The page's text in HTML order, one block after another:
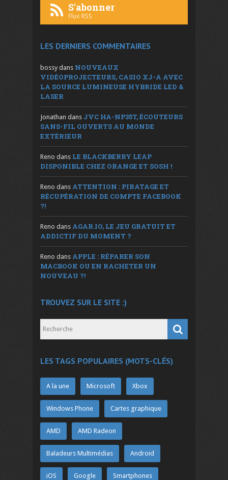
S'abonner
Flux RSS
LES DERNIERS COMMENTAIRES
bossy dans NOUVEAUX
VIDÉOPROJECTEURS, CASIO XJ-A AVEC
LA SOURCE LUMINEUSE HYBRIDE LED &
LASER
Jonathan dans JVC HA-NP35T, ÉCOUTEURS
SANS-FIL OUVERTS AU MONDE
EXTÉRIEUR
Reno dans LE BLACKBERRY LEAP
DISPONIBLE CHEZ ORANGE ET SOSH !
Reno dans ATTENTION : PIRATAGE ET
RÉCUPÉRATION DE COMPTE FACEBOOK
?!
Reno dans AGAR.IO, LE JEU GRATUIT ET
ADDICTIF DU MOMENT ?
Reno dans APPLE : RÉPARER SON
MACBOOK OU EN RACHETER UN
NOUVEAU ?!
TROUVEZ SUR LE SITE :)
LES TAGS POPULAIRES (MOTS-CLÉS)
A la une Microsoft Xbox
Windows Phone Cartes graphique
AMD AMD Radeon
Baladeurs Multimédias Android
iOS Google Smartphones